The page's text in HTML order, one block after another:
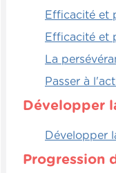
Efficacité et
Efficacité et
La
Passer à
Développer
Développer
Progression